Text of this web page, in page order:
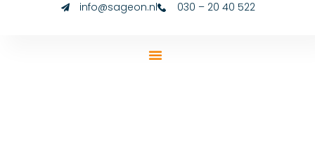
info@sageon.nl 030 – 20 40 522